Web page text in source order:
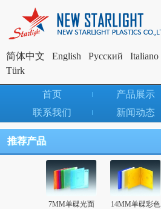
简体中文 English Pусский Italiano
Türk
首页 产品展示
联系我们
新闻动态
推荐产品
7MM单碟光面
14MM单碟彩色